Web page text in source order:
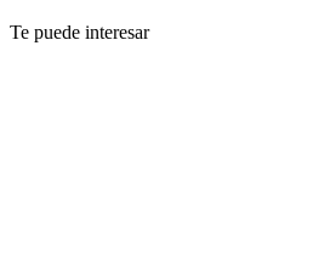
Te puede interesar